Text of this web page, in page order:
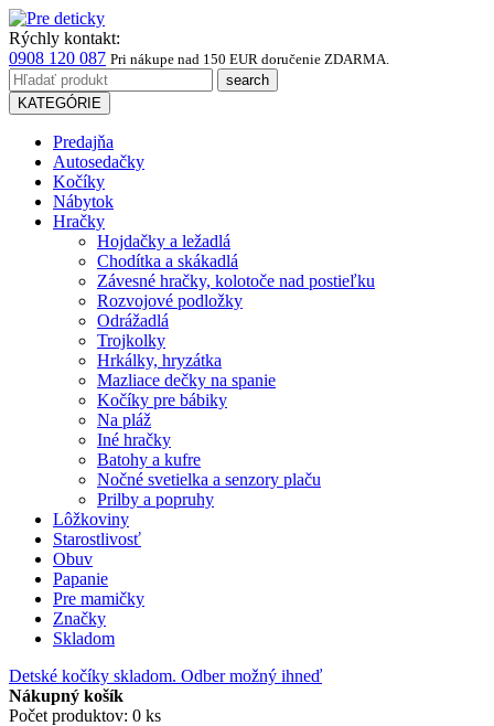
Rýchly kontakt:
0908 120 087 Pri nákupe nad 150 EUR doručenie ZDARMA.
KATEGÓRIE
Predajňa
Autosedačky
Kočíky
Nábytok
Hračky
Hojdačky a ležadlá
Chodítka a skákadlá
Závesné hračky, kolotoče nad postieľku
Rozvojové podložky
Odrážadlá
Trojkolky
Hrkálky, hryzátka
Mazliace dečky na spanie
Kočíky pre bábiky
Na pláž
Iné hračky
Batohy a kufre
Nočné svetielka a senzory plaču
Prilby a popruhy
Lôžkoviny
Starostlivosť
Obuv
Papanie
Pre mamičky
Značky
Skladom
Detské kočíky skladom. Odber možný ihneď
Nákupný košík
Počet produktov: 0 ks